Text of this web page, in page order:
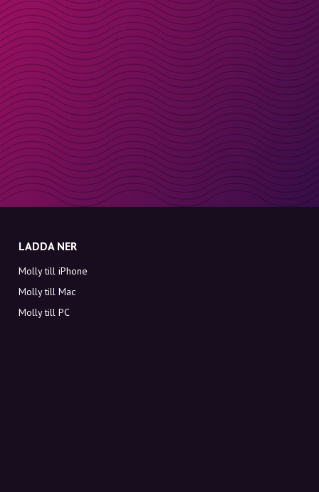
LADDA NER
Molly till iPhone
Molly till Mac
Molly till PC